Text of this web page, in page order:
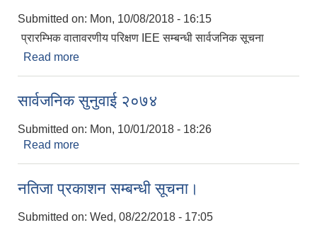
Submitted on: Mon, 10/08/2018 - 16:15
प्रारम्भिक वातावरणीय परिक्षण IEE सम्बन्धी सार्वजनिक सूचना
Read more
सार्वजनिक सुनुवाई २०७४
Submitted on: Mon, 10/01/2018 - 18:26
Read more
नतिजा प्रकाशन सम्बन्धी सूचना।
Submitted on: Wed, 08/22/2018 - 17:05